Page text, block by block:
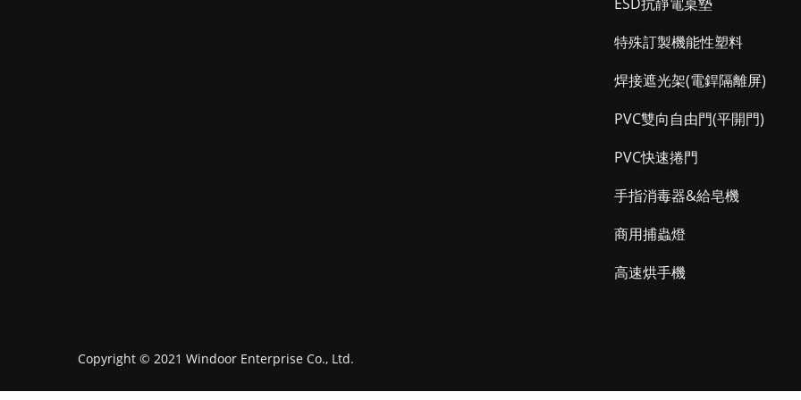
特殊訂製機能性塑料
焊接遮光架(電銲隔離屏)
PVC雙向自由門(平開門)
PVC快速捲門
手指消毒器&給皂機
商用捕蟲燈
高速烘手機
Copyright © 2021 Windoor Enterprise Co., Ltd.